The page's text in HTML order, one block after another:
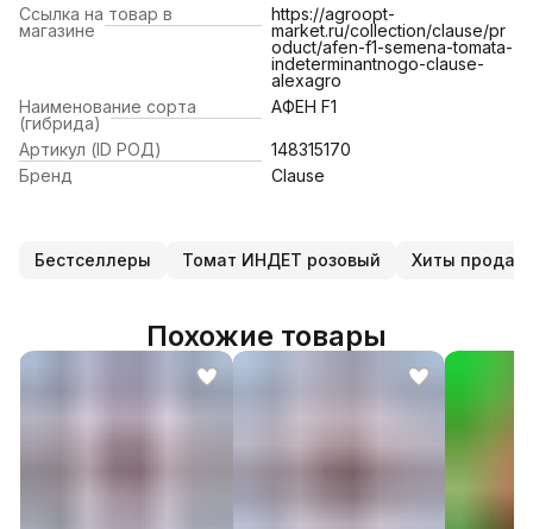
Ссылка на товар в
магазине
https://agroopt-
market.ru/collection/clause/pr
oduct/afen-f1-semena-tomata-
indeterminantnogo-clause-
alexagro
Наименование сорта
(гибрида)
АФЕН F1
Артикул (ID РОД)
148315170
Бренд
Clause
Бестселлеры Томат ИНДЕТ розовый Хиты продаж
Похожие товары